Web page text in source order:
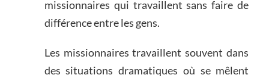
missionnaires qui travaillent sans faire de
différence entre les gens.
Les missionnaires travaillent souvent dans
des situations dramatiques où se mêlent